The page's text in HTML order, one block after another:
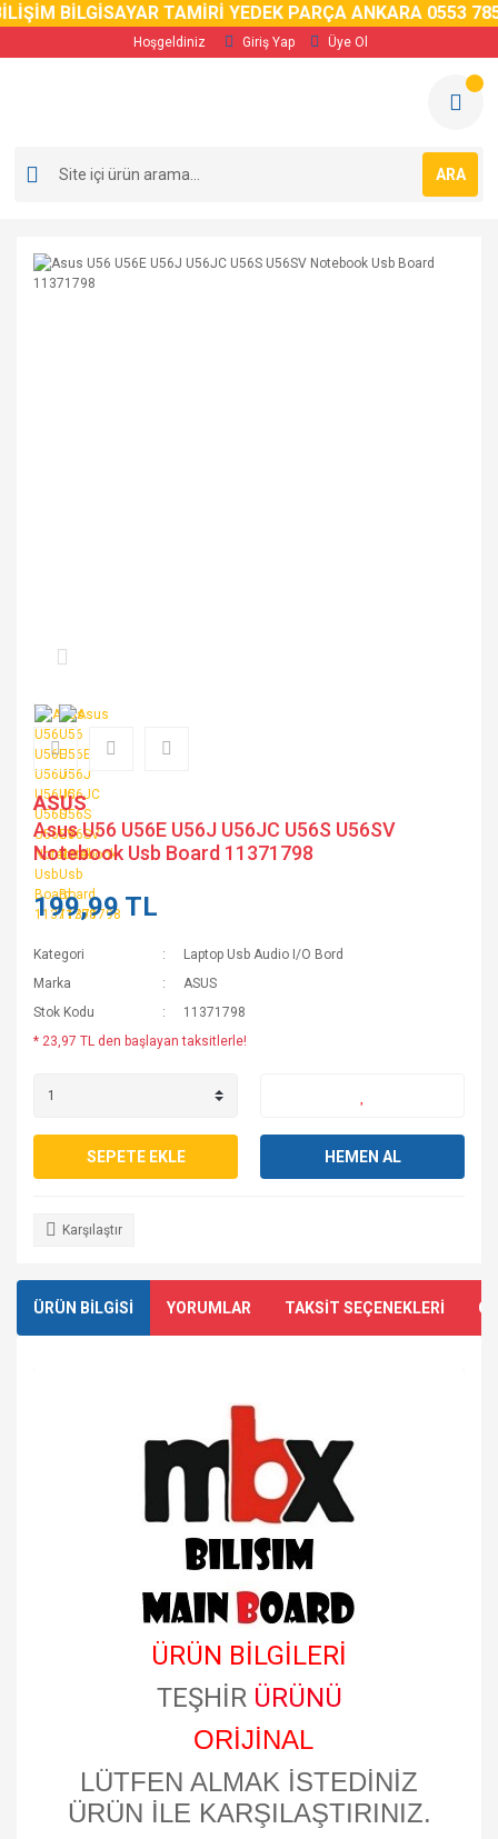
BİLGİSAYAR TAMİRİ YEDEK PARÇA ANKARA 0553
Hoşgeldiniz Giriş Yap Üye Ol
ARA
ASUS
Asus U56 U56E U56J U56JC U56S U56SV
Notebook Usb Board 11371798
199,99 TL
Kategori
Laptop Usb Audio I/O Bord
Marka
ASUS
Stok Kodu
11371798
* 23,97 TL den başlayan taksitlerle!
SEPETE EKLE HEMEN AL
Karşılaştır
ÜRÜN BİLGİSİ YORUMLAR TAKSİT SEÇENEKLERİ
ÜRÜN BİLGİLERİ
TEŞHİR ÜRÜNÜ
ORİJİNAL
LÜTFEN ALMAK İSTEDİNİZ
ÜRÜN İLE KARŞILAŞTIRINIZ.